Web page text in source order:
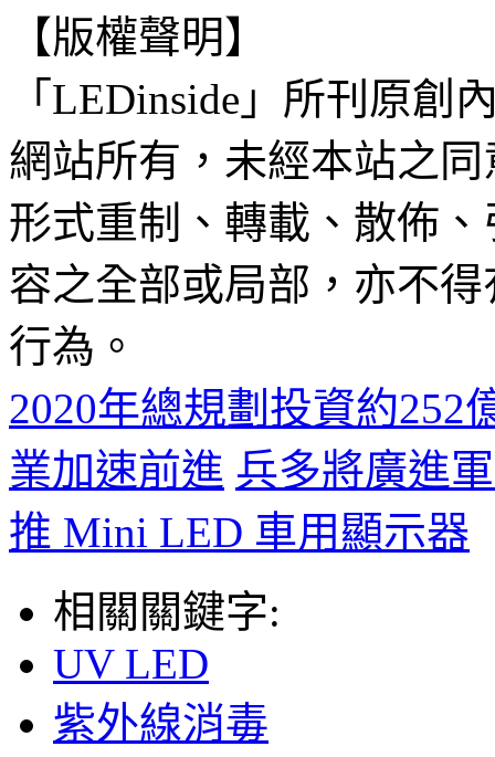
【版權聲明】
「LEDinside」所刊原創
網站所有，未經本站之
形式重制、轉載、散佈
容之全部或局部，亦不
行為。
2020年​總規劃投資約252
業加速前進 兵多將廣進
推 Mini LED 車用顯示器
相關關鍵字:
UV LED
紫外線消毒